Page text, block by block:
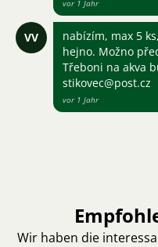
vor 1 Jahr
VV
nabízím, max 5
hejno. Možno
Třeboni na akva
stikovec@post.cz
vor 1 Jahr
Wir haben die